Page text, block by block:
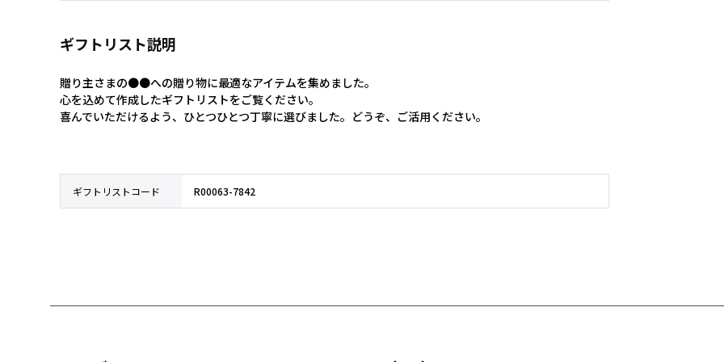
ギフトリスト説明
贈り主さまの●●への贈り物に最適なアイテムを集めました。
心を込めて作成したギフトリストをご覧ください。
喜んでいただけるよう、ひとつひとつ丁寧に選びました。どうぞ、ご活用ください。
ギフトリストコード R00063-7842